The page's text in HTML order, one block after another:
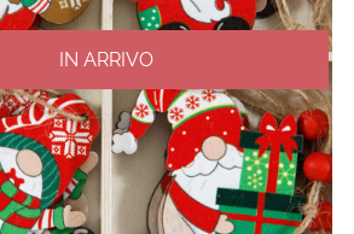
IN ARRIVO